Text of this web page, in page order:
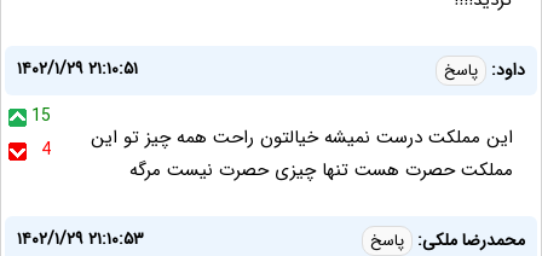
داود: پاسخ
۱۴۰۲/۱/۲۹ ۲۱:۱۰:۵۱
15
4
این مملکت درست نمیشه خیالتون راحت همه چیز تو این
مملکت حصرت هست تنها چیزی حصرت نیست مرگه
محمدرضا ملکی: پاسخ
۱۴۰۲/۱/۲۹ ۲۱:۱۰:۵۳